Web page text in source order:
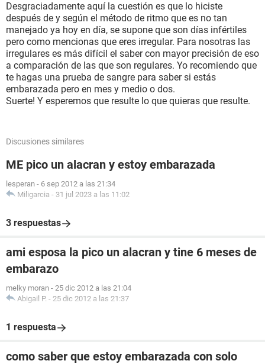
Desgraciadamente aquí la cuestión es que lo hiciste
después de y según el método de ritmo que es no tan
manejado ya hoy en día, se supone que son días infértiles
pero como mencionas que eres irregular. Para nosotras las
irregulares es más difícil el saber con mayor precisión de eso
a comparación de las que son regulares. Yo recomiendo que
te hagas una prueba de sangre para saber si estás
embarazada pero en mes y medio o dos.
Suerte! Y esperemos que resulte lo que quieras que resulte.
Discusiones similares
ME pico un alacran y estoy embarazada
lesperan - 6 sep 2012 a las 21:34
Miligarcia - 31 jul 2023 a las 11:02
3 respuestas
ami esposa la pico un alacran y tine 6 meses de
embarazo
melky moran - 25 dic 2012 a las 21:04
Abigail P. - 25 dic 2012 a las 21:37
1 respuesta
como saber que estoy embarazada con solo